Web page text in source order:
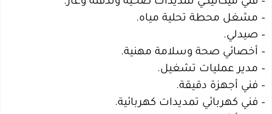
– مشغل محطة تحلية مياه.
– صيدلي.
– أخصائي صحة وسلامة مهنية.
– مدير عمليات تشغيل.
– فني أجهزة دقيقة.
– فني كهربائي تمديدات كهربائية.